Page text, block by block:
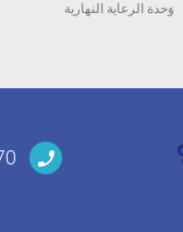
وَحدة الرعاية النهارية